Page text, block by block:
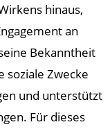
hinaus,
an
Bekanntheit
soziale Zwecke
und unterstützt
Für dieses